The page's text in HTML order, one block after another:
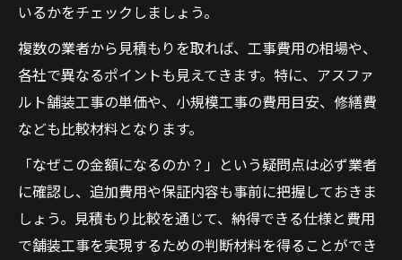
いるかをチェックしましょう。
複数の業者から見積もりを取れば、工事費用の相場や、
各社で異なるポイントも見えてきます。特に、アスファ
ルト舗装工事の単価や、小規模工事の費用目安、修繕費
なども比較材料となります。
「なぜこの金額になるのか？」という疑問点は必ず業者
に確認し、追加費用や保証内容も事前に把握しておきま
しょう。見積もり比較を通じて、納得できる仕様と費用
で舗装工事を実現するための判断材料を得ることができ